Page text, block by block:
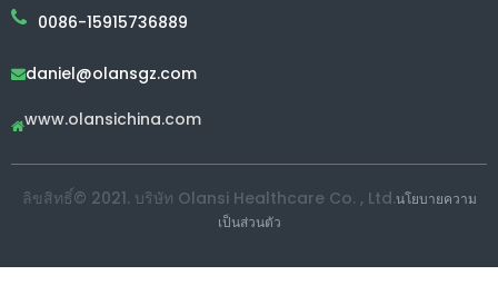
0086-15915736889
daniel@olansgz.com
www.olansichina.com
ลิขสิทธิ์© 2021. บริษัท Olansi Healthcare Co. , Ltd.นโยบายความ
เป็นส่วนตัว